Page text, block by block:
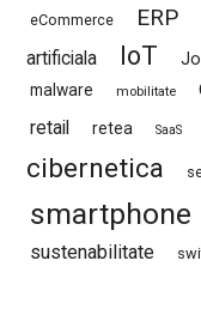
eCommerce ERP
artificiala
IoT
malware mobilitate
retail retea SaaS
cibernetica
smartphone
sustenabilitate